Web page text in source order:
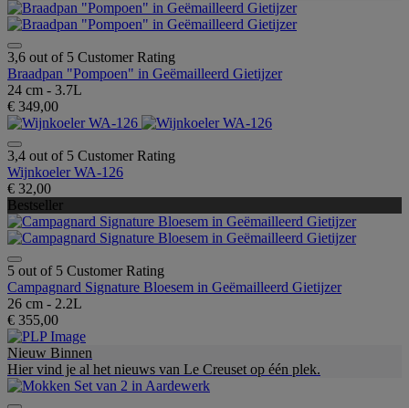
3,6 out of 5 Customer Rating
Braadpan "Pompoen" in Geëmailleerd Gietijzer
24 cm - 3.7L
€ 349,00
3,4 out of 5 Customer Rating
Wijnkoeler WA-126
€ 32,00
Bestseller
5 out of 5 Customer Rating
Campagnard Signature Bloesem in Geëmailleerd Gietijzer
26 cm - 2.2L
€ 355,00
Nieuw Binnen
Hier vind je al het nieuws van Le Creuset op één plek.